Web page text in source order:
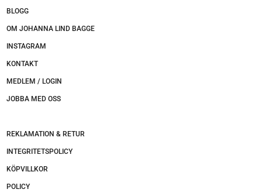
BLOGG
OM JOHANNA LIND BAGGE
INSTAGRAM
KONTAKT
MEDLEM / LOGIN
JOBBA MED OSS
REKLAMATION & RETUR
INTEGRITETSPOLICY
KÖPVILLKOR
POLICY